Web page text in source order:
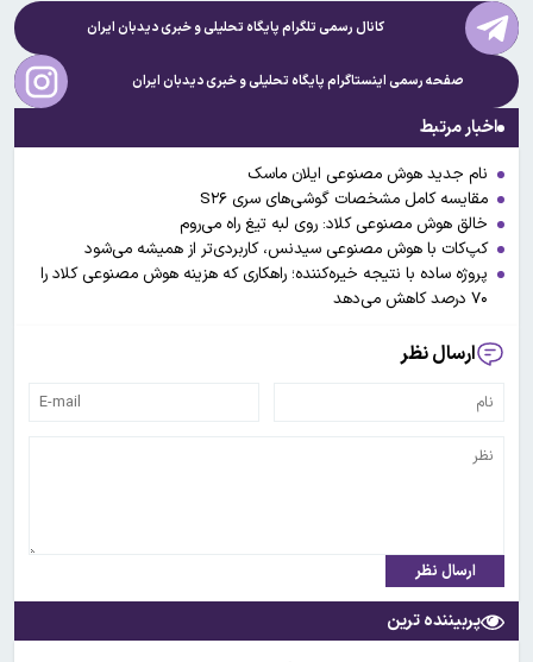
کانال رسمی تلگرام پایگاه تحلیلی و خبریدیدبان ایران
صفحه رسمی اینستاگرام پایگاه تحلیلی و خبریدیدبان ایران
اخبار مرتبط
نام جدید هوش مصنوعی ایلان ماسک
مقایسه کامل مشخصات گوشی‌های سری S۲۶
خالق هوش مصنوعی کلاد: روی لبه تیغ راه می‌روم
کپ‌کات با هوش مصنوعی سیدنس، کاربردی‌تر از همیشه می‌شود
پروژه ساده با نتیجه خیره‌کننده؛ راهکاری که هزینه هوش مصنوعی کلاد را
۷۰ درصد کاهش می‌دهد
ارسال نظر
ارسال نظر
پربیننده ترین